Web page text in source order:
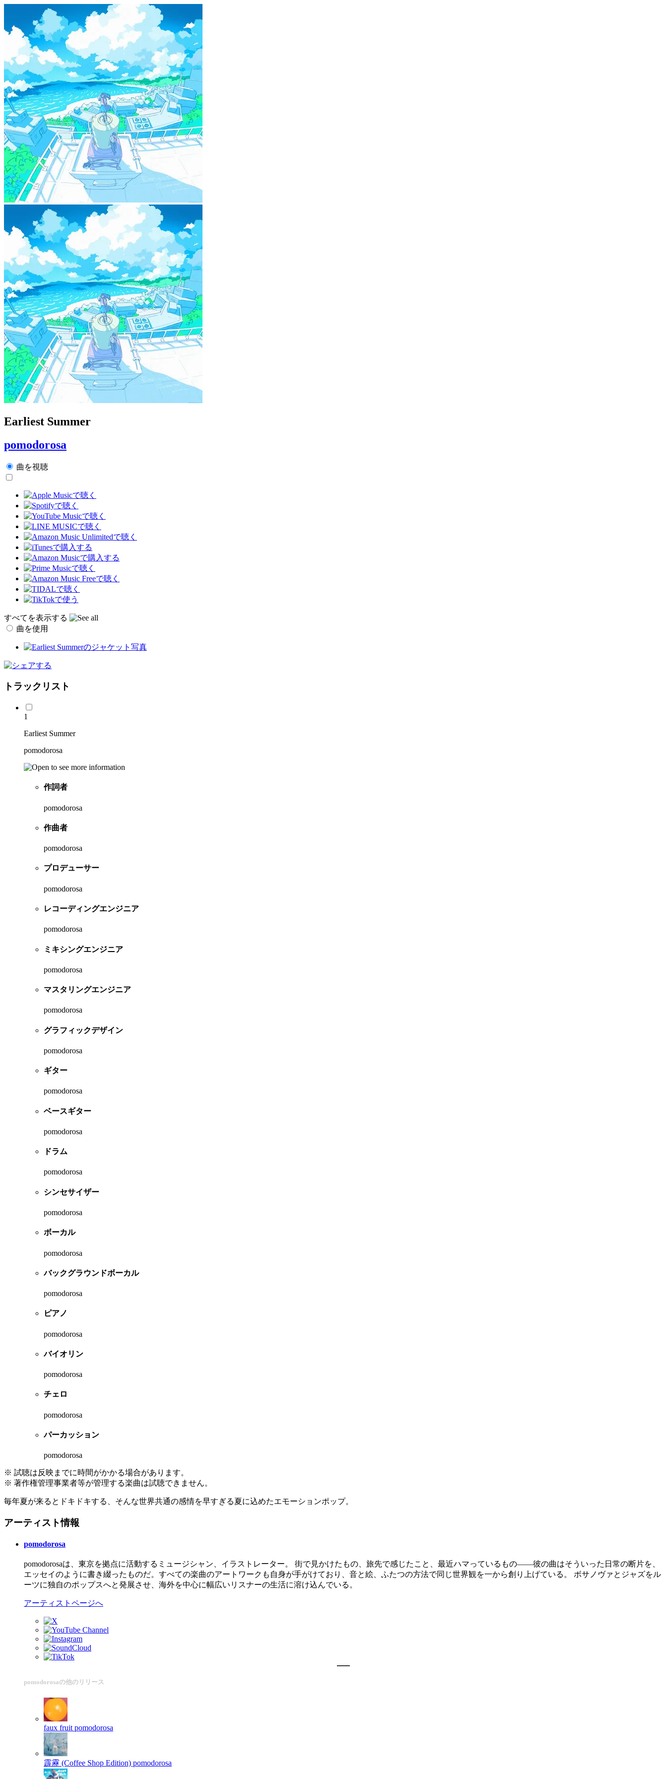
Earliest Summer
pomodorosa
曲を視聴
すべてを表示する
曲を使用
トラックリスト
1
Earliest Summer
pomodorosa
作詞者
pomodorosa
作曲者
pomodorosa
プロデューサー
pomodorosa
レコーディングエンジニア
pomodorosa
ミキシングエンジニア
pomodorosa
マスタリングエンジニア
pomodorosa
グラフィックデザイン
pomodorosa
ギター
pomodorosa
ベースギター
pomodorosa
ドラム
pomodorosa
シンセサイザー
pomodorosa
ボーカル
pomodorosa
バックグラウンドボーカル
pomodorosa
ピアノ
pomodorosa
バイオリン
pomodorosa
チェロ
pomodorosa
パーカッション
pomodorosa
※ 試聴は反映までに時間がかかる場合があります。
※ 著作権管理事業者等が管理する楽曲は試聴できません。
毎年夏が来るとドキドキする、そんな世界共通の感情を早すぎる夏に込めたエモーションポップ。
アーティスト情報
pomodorosa
pomodorosaは、東京を拠点に活動するミュージシャン、イラストレーター。 街で見かけたもの、旅先で感じたこと、最近ハマっているもの——彼の曲はそういった日常の断片を、
エッセイのように書き綴ったものだ。すべての楽曲のアートワークも自身が手がけており、音と絵、ふたつの方法で同じ世界観を一から創り上げている。 ボサノヴァとジャズをル
ーツに独自のポップスへと発展させ、海外を中心に幅広いリスナーの生活に溶け込んでいる。
アーティストページへ
pomodorosaの他のリリース
faux fruit pomodorosa
霹靂 (Coffee Shop Edition) pomodorosa